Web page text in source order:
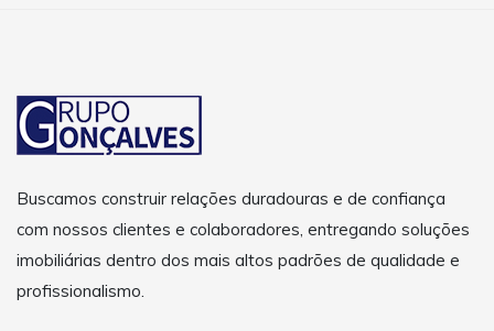
Buscamos construir relações duradouras e de confiança
com nossos clientes e colaboradores, entregando soluções
imobiliárias dentro dos mais altos padrões de qualidade e
profissionalismo.